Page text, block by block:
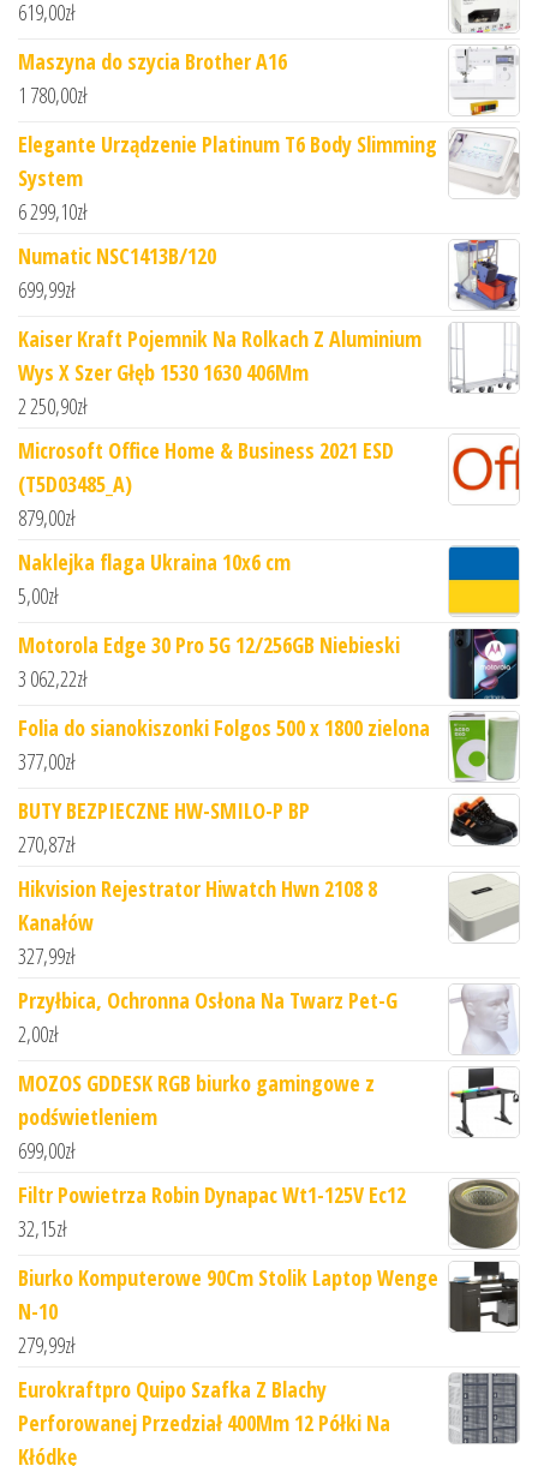
619,00zł
Maszyna do szycia Brother A16
1 780,00zł
Elegante Urządzenie Platinum T6 Body Slimming
System
6 299,10zł
Numatic NSC1413B/120
699,99zł
Kaiser Kraft Pojemnik Na Rolkach Z Aluminium
Wys X Szer Głęb 1530 1630 406Mm
2 250,90zł
Microsoft Office Home & Business 2021 ESD
(T5D03485_A)
879,00zł
Naklejka flaga Ukraina 10x6 cm
5,00zł
Motorola Edge 30 Pro 5G 12/256GB Niebieski
3 062,22zł
Folia do sianokiszonki Folgos 500 x 1800 zielona
377,00zł
BUTY BEZPIECZNE HW-SMILO-P BP
270,87zł
Hikvision Rejestrator Hiwatch Hwn 2108 8
Kanałów
327,99zł
Przyłbica, Ochronna Osłona Na Twarz Pet-G
2,00zł
MOZOS GDDESK RGB biurko gamingowe z
podświetleniem
699,00zł
Filtr Powietrza Robin Dynapac Wt1-125V Ec12
32,15zł
Biurko Komputerowe 90Cm Stolik Laptop Wenge
N-10
279,99zł
Eurokraftpro Quipo Szafka Z Blachy
Perforowanej Przedział 400Mm 12 Półki Na
Kłódkę